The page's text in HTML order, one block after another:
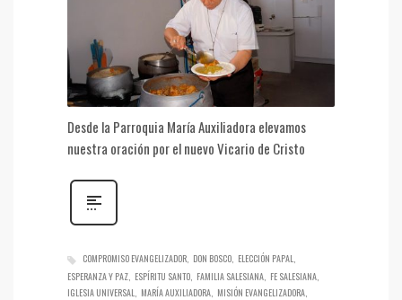
Desde la Parroquia María Auxiliadora elevamos
nuestra oración por el nuevo Vicario de Cristo
COMPROMISO EVANGELIZADOR DON BOSCO ELECCIÓN PAPAL
ESPERANZA Y PAZ ESPÍRITU SANTO FAMILIA SALESIANA FE SALESIANA
IGLESIA UNIVERSAL
MARÍA AUXILIADORA MISIÓN EVANGELIZADORA